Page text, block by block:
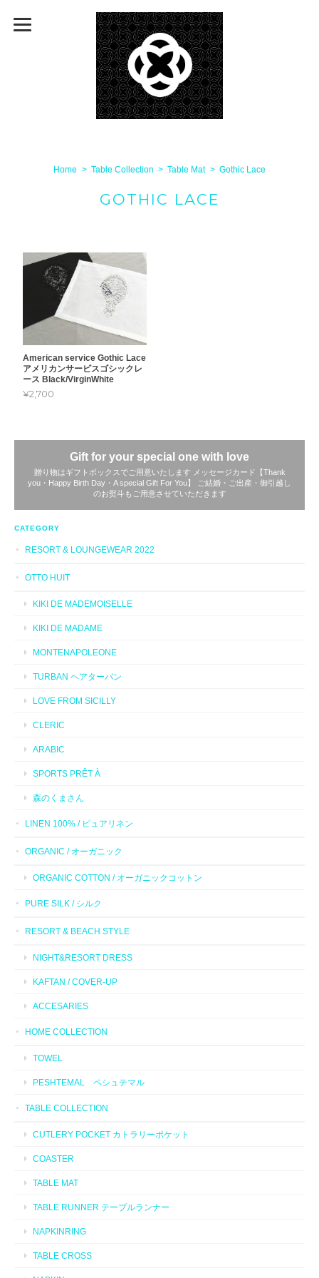
Home Table Collection Table Mat Gothic Lace
GOTHIC LACE
American service Gothic Lace
アメリカンサービスゴシックレ
ース Black/VirginWhite
¥2,700
Gift for your special one with love
贈り物はギフトボックスでご用意いたします メッセージカード【Thank
you・Happy Birth Day・A special Gift For You】 ご結婚・ご出産・御引越し
のお熨斗もご用意させていただきます
CATEGORY
RESORT & LOUNGEWEAR 2022
OTTO HUIT
KIKI DE MADEMOISELLE
KIKI DE MADAME
MONTENAPOLEONE
TURBAN ヘアターバン
LOVE FROM SICILLY
CLERIC
ARABIC
SPORTS PRÊT À
森のくまさん
LINEN 100% / ピュアリネン
ORGANIC / オーガニック
ORGANIC COTTON / オーガニックコットン
PURE SILK / シルク
RESORT & BEACH STYLE
NIGHT&RESORT DRESS
KAFTAN / COVER-UP
ACCESARIES
HOME COLLECTION
TOWEL
PESHTEMAL ペシュテマル
TABLE COLLECTION
CUTLERY POCKET カトラリーポケット
COASTER
TABLE MAT
TABLE RUNNER テーブルランナー
NAPKINRING
TABLE CROSS